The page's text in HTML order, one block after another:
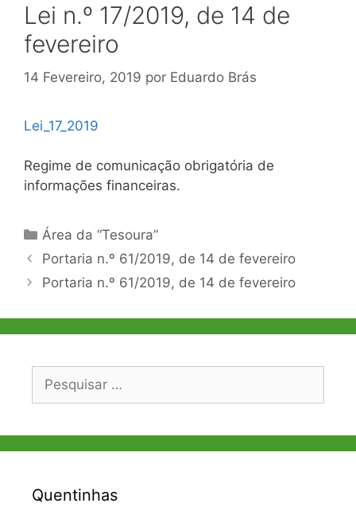
Lei n.º 17/2019, de 14 de
fevereiro
14 Fevereiro, 2019 por Eduardo Brás
Lei_17_2019
Regime de comunicação obrigatória de
informações financeiras.
Categorias
Área da “Tesoura”
Navegação
de
Portaria n.º 61/2019, de 14 de fevereiro
Portaria n.º 61/2019, de 14 de fevereiro
Pesquisar
Quentinhas